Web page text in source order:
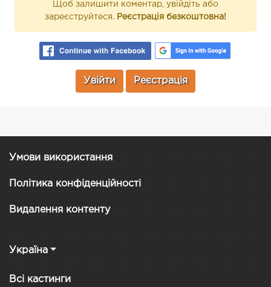
Щоб залишити коментар, увійдіть або
зареєструйтеся. Реєстрація безкоштовна!
Увійти Реєстрація
Умови використання
Політика конфіденційності
Видалення контенту
Україна
Всі кастинги